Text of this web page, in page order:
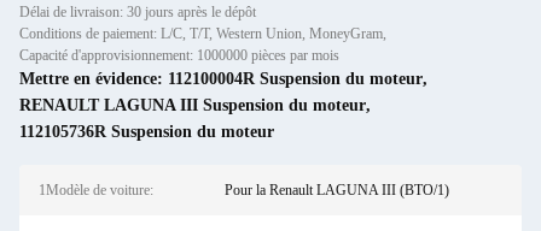
Délai de livraison: 30 jours après le dépôt
Conditions de paiement: L/C, T/T, Western Union, MoneyGram,
Capacité d'approvisionnement: 1000000 pièces par mois
Mettre en évidence: 112100004R Suspension du moteur,
RENAULT LAGUNA III Suspension du moteur,
112105736R Suspension du moteur
1Modèle de voiture: Pour la Renault LAGUNA III (BTO/1)